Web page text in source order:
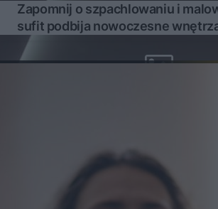
Zapomnij o szpachlowaniu i
sufit podbija nowoczesne